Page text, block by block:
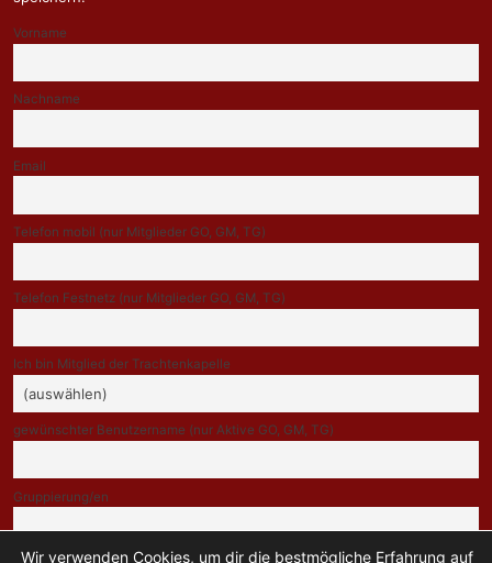
Vorname
Nachname
Email
Telefon mobil (nur Mitglieder GO, GM, TG)
Telefon Festnetz (nur Mitglieder GO, GM, TG)
Ich bin Mitglied der Trachtenkapelle
gewünschter Benutzername (nur Aktive GO, GM, TG)
Gruppierung/en
Wir verwenden Cookies, um dir die bestmögliche Erfahrung auf